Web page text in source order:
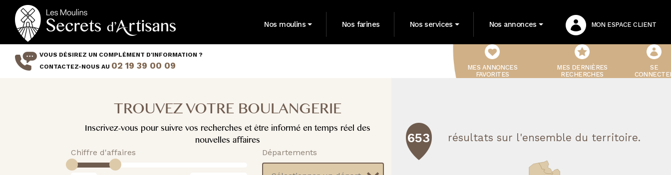
contenu
principal
Nos moulins Nos farines Nos services Nos annonces MON ESPACE CLIENT
VOUS DÉSIREZ UN COMPLÉMENT D'INFORMATION ?
CONTACTEZ-NOUS AU 02 19 39 00 09
MES ANNONCES
FAVORITES
MES DERNIÈRES
RECHERCHES
SE
TROUVEZ VOTRE BOULANGERIE
Inscrivez-vous pour suivre vos recherches et être informé en temps réel des
nouvelles affaires
Chiffre d'affaires Départements
653 résultats sur l'ensemble du territoire.